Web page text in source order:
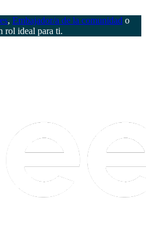
, Embajador/a de la comunidad o
rol ideal para ti.